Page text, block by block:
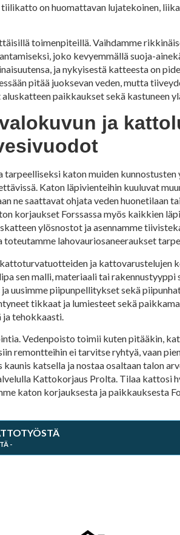
on huomattavan lujatekoinen,
toimenpiteillä. Vaihdamme
joko kevyemmällä suoja-
ja nykyisestä katteesta on
pitää juoksevan veden, mutta
paikkaukset sekä kastuneen
ja
katon muiden
Katon läpivienteihin kuuluvat
saattavat ohjata veden huonetilaan
korjaukset Forssassa myös kaikkien
ylösnostot ja asennamme
lahovauriosaneeraukset
ja kattovarustelujen
sen malli, materiaali tai rakennustyyppi
uusimme piipunpellitykset sekä
tikkaat ja lumiesteet sekä
tehokkaasti.
Vedenpoisto toimii kuten pitääkin,
remontteihin ei tarvitse ryhtyä, vaan
katsella ja nostaa osaltaan talon
Kattokorjaus Prolta. Tilaa kattosi
katon korjauksesta ja paikkauksesta